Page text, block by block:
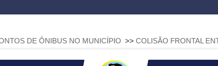
NO MUNICÍPIO >> COLISÃO FRONTAL ENTRE DUAS